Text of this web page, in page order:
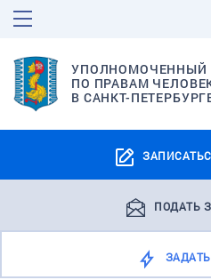
УПОЛНОМОЧЕННЫЙ
ПО ПРАВАМ
В САНКТ-
ПОДАТЬ